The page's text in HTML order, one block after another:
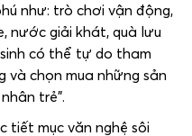
như: trò chơi vận động,
nước giải khát, quà lưu
có thể tự do tham
và chọn mua những sản
trẻ”.
tiết mục văn nghệ sôi